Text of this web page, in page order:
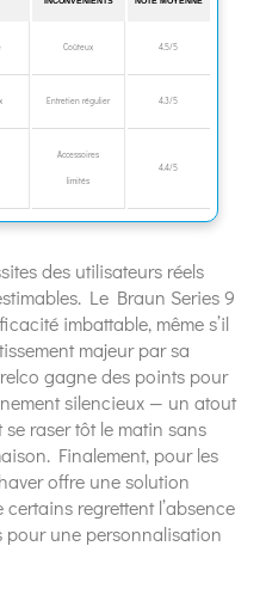
Coûteux 4.5/5
Entretien régulier 4.3/5
Accessoires
limités
4.4/5
des utilisateurs réels
Le Braun Series 9
imbattable, même s’il
majeur par sa
gagne des points pour
silencieux — un atout
raser tôt le matin sans
Finalement, pour les
offre une solution
regrettent l’absence
pour une personnalisation